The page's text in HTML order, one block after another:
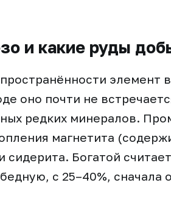
и какие руды
элемент
оно почти не
редких минералов.
магнетита
сидерита. Богатой
с 25–40%, сначала